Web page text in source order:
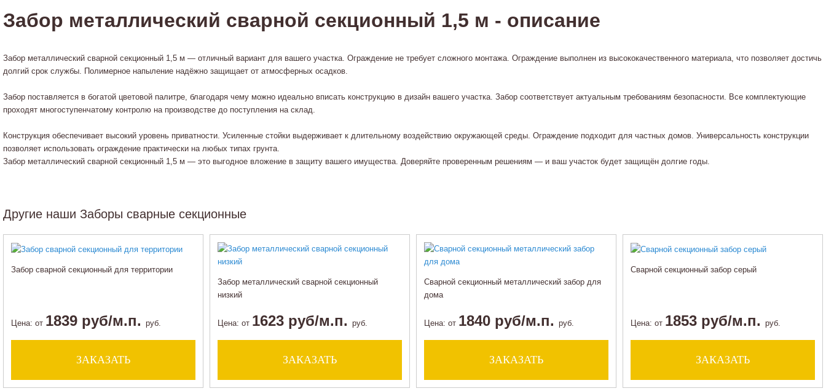
Забор металлический сварной секционный 1,5 м - описание
Забор металлический сварной секционный 1,5 м — отличный вариант для вашего участка. Ограждение не требует сложного монтажа. Ограждение выполнен из высококачественного материала, что позволяет достичь
долгий срок службы. Полимерное напыление надёжно защищает от атмосферных осадков.
Забор поставляется в богатой цветовой палитре, благодаря чему можно идеально вписать конструкцию в дизайн вашего участка. Забор соответствует актуальным требованиям безопасности. Все комплектующие
проходят многоступенчатому контролю на производстве до поступления на склад.
Конструкция обеспечивает высокий уровень приватности. Усиленные стойки выдерживает к длительному воздействию окружающей среды. Ограждение подходит для частных домов. Универсальность конструкции
позволяет использовать ограждение практически на любых типах грунта.
Забор металлический сварной секционный 1,5 м — это выгодное вложение в защиту вашего имущества. Доверяйте проверенным решениям — и ваш участок будет защищён долгие годы.
Другие наши Заборы сварные секционные
Забор сварной секционный для территории
Цена: от 1839 руб/м.п. руб.
ЗАКАЗАТЬ
Забор металлический сварной секционный
низкий
Цена: от 1623 руб/м.п. руб.
ЗАКАЗАТЬ
Сварной секционный металлический забор для
дома
Цена: от 1840 руб/м.п. руб.
ЗАКАЗАТЬ
Сварной секционный забор серый
Цена: от 1853 руб/м.п. руб.
ЗАКАЗАТЬ